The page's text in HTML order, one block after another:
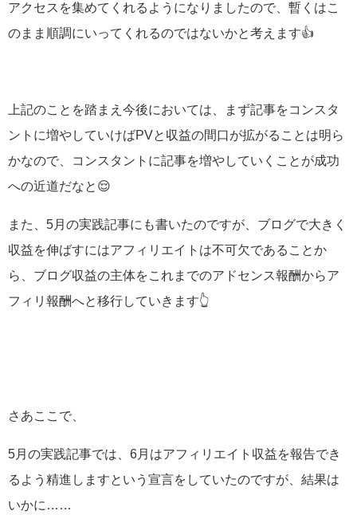
アクセスを集めてくれるようになりましたので、暫くはこ
のまま順調にいってくれるのではないかと考えます👍
上記のことを踏まえ今後においては、まず記事をコンスタ
ントに増やしていけばPVと収益の間口が拡がることは明ら
かなので、コンスタントに記事を増やしていくことが成功
への近道だなと😌
また、5月の実践記事にも書いたのですが、ブログで大きく
収益を伸ばすにはアフィリエイトは不可欠であることか
ら、ブログ収益の主体をこれまでのアドセンス報酬からア
フィリ報酬へと移行していきます👆
さあここで、
5月の実践記事では、6月はアフィリエイト収益を報告でき
るよう精進しますという宣言をしていたのですが、結果は
いかに……